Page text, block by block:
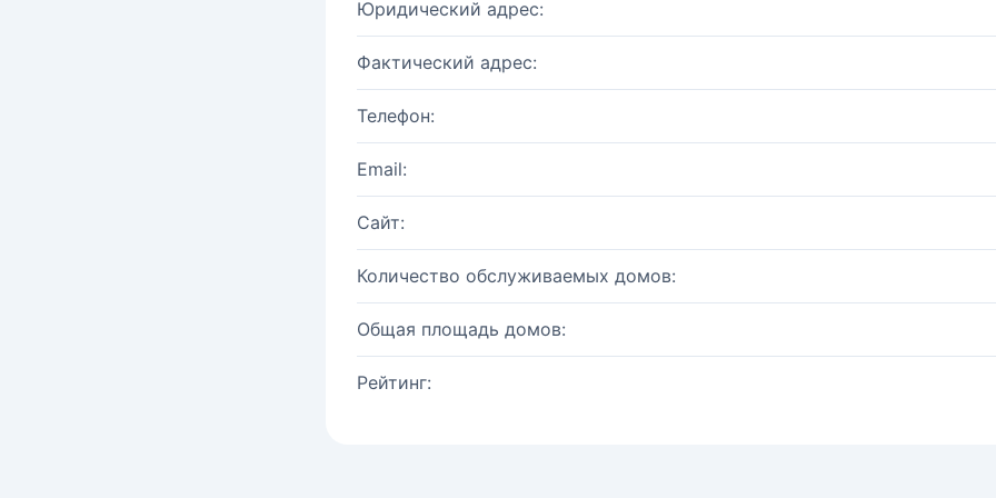
Юридический адрес:
Фактический адрес:
Телефон:
Email:
Сайт:
Количество обслуживаемых домов:
Общая площадь домов:
Рейтинг: